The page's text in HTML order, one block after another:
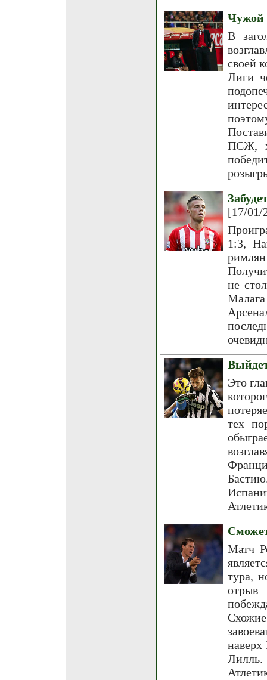
Чужой
В
своей
Лиги
ПСЖ,
[17/01/
1:3,
не
Это
тех
Матч
тура,
отрыв